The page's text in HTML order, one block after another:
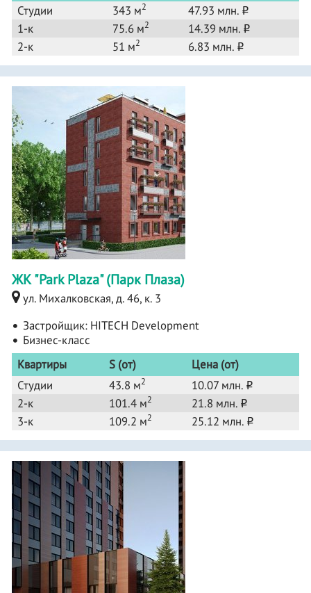
Студии
343 м2 47.93 млн. o
1-к 75.6 м2 14.39 млн. o
2-к 51 м2 6.83 млн. o
ЖК "Park Plaza" (Парк Плаза)
ул. Михалковская, д. 46, к. 3
Застройщик: HITECH Development
Бизнес-класс
Квартиры
S (от)
Цена (от)
Студии
43.8 м2 10.07 млн. o
2-к 101.4 м2 21.8 млн. o
3-к 109.2 м2 25.12 млн. o